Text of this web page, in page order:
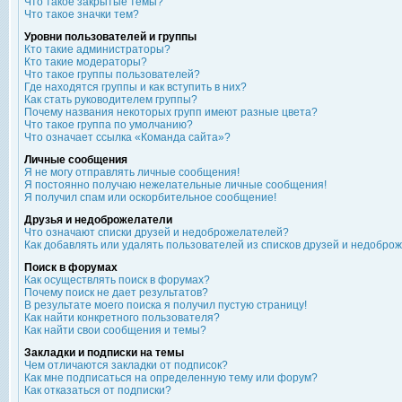
Что такое значки тем?
Уровни пользователей и группы
Кто такие администраторы?
Кто такие модераторы?
Что такое группы пользователей?
Где находятся группы и как вступить в них?
Как стать руководителем группы?
Почему названия некоторых групп имеют разные цвета?
Что такое группа по умолчанию?
Что означает ссылка «Команда сайта»?
Личные сообщения
Я не могу отправлять личные сообщения!
Я постоянно получаю нежелательные личные сообщения!
Я получил спам или оскорбительное сообщение!
Друзья и недоброжелатели
Что означают списки друзей и недоброжелателей?
Как добавлять или удалять пользователей из списков друзей и
Поиск в форумах
Как осуществлять поиск в форумах?
Почему поиск не дает результатов?
В результате моего поиска я получил пустую страницу!
Как найти конкретного пользователя?
Как найти свои сообщения и темы?
Закладки и подписки на темы
Чем отличаются закладки от подписок?
Как мне подписаться на определенную тему или форум?
Как отказаться от подписки?